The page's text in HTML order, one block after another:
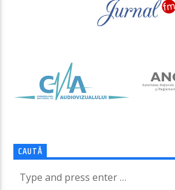
CAUTĂ